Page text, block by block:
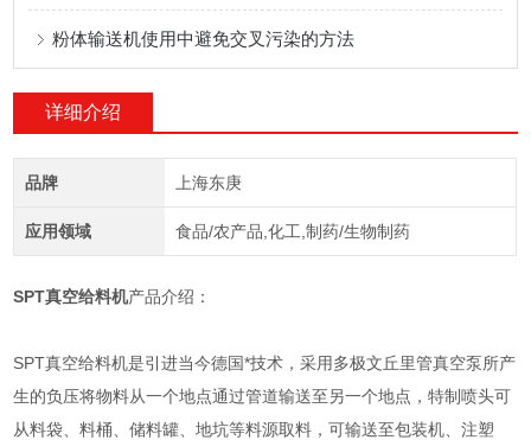
粉体输送机使用中避免交叉污染的方法
详细介绍
品牌 上海东庚
应用领域 食品/农产品,化工,制药/生物制药
SPT真空给料机产品介绍：
SPT真空给料机是引进当今德国*技术，采用多极文丘里管真空泵所产
生的负压将物料从一个地点通过管道输送至另一个地点，特制喷头可
从料袋、料桶、储料罐、地坑等料源取料，可输送至包装机、注塑